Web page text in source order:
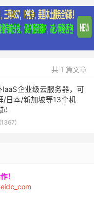
共 1 篇文章
企业级云服务器，可
/日本/新加坡等13个机
！